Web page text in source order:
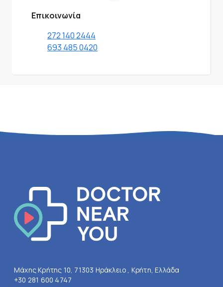
Επικοινωνία
272 140 2444
693 485 0420
Μάχης Κρήτης 10, 71303 Ηράκλειο , Κρήτη, Ελλάδα
+30 281 600 4747